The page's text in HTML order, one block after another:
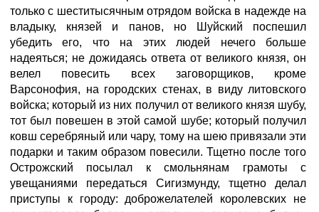
только с шеститысячным отрядом войска в надежде на
владыку, князей и панов, но Шуйский поспешил
убедить его, что на этих людей нечего больше
надеяться; не дожидаясь ответа от великого князя, он
велел повесить всех заговорщиков, кроме
Варсонофия, на городских стенах, в виду литовского
войска; который из них получил от великого князя шубу,
тот был повешен в этой самой шубе; который получил
ковш серебряный или чару, тому на шею привязали эти
подарки и таким образом повесили. Тщетно после того
Острожский посылал к смольнянам грамоты с
увещаниями передаться Сигизмунду, тщетно делал
приступы к городу: доброжелателей королевских не